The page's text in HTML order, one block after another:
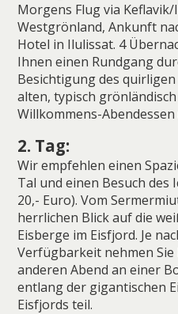
Morgens Flug via
Westgrönland, Ankunft
Hotel in Ilulissat. 4
Ihnen einen Rundgang
Besichtigung des
alten, typisch
Willkommens-Abendessen
2. Tag:
Wir empfehlen einen
Tal und einen Besuch des
20,- Euro). Vom
herrlichen Blick auf die
Eisberge im Eisfjord. Je
Verfügbarkeit nehmen
anderen Abend an einer
entlang der gigantischen
Eisfjords teil.